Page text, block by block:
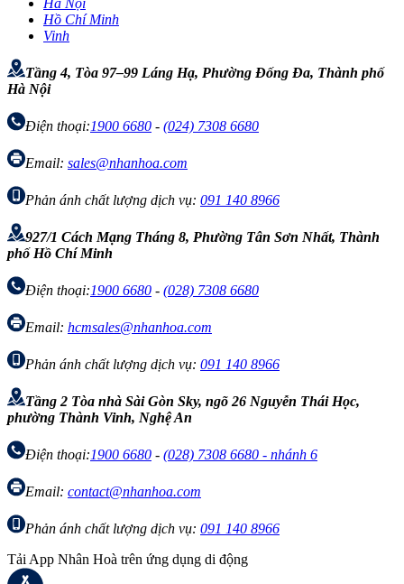
Hồ Chí Minh
Vinh
Tầng 4, Tòa 97–99 Láng Hạ, Phường Đống Đa, Thành phố
Hà Nội
Điện thoại:1900 6680 - (024) 7308 6680
Email: sales@nhanhoa.com
Phản ánh chất lượng dịch vụ: 091 140 8966
927/1 Cách Mạng Tháng 8, Phường Tân Sơn Nhất, Thành
phố Hồ Chí Minh
Điện thoại:1900 6680 - (028) 7308 6680
Email: hcmsales@nhanhoa.com
Phản ánh chất lượng dịch vụ: 091 140 8966
Tầng 2 Tòa nhà Sài Gòn Sky, ngõ 26 Nguyễn Thái Học,
phường Thành Vinh, Nghệ An
Điện thoại:1900 6680 - (028) 7308 6680 - nhánh 6
Email: contact@nhanhoa.com
Phản ánh chất lượng dịch vụ: 091 140 8966
Tải App Nhân Hoà trên ứng dụng di động